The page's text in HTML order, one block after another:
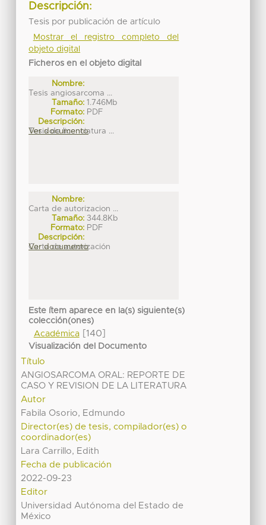
Descripción:
Tesis por publicación de artículo
Mostrar el registro completo del
objeto digital
Ficheros en el objeto digital
Nombre:
Tesis angiosarcoma ...
Tamaño: 1.746Mb
Formato: PDF
Descripción:
Tesis de licenciatura ...
Ver documento
Nombre:
Carta de autorizacion ...
Tamaño: 344.8Kb
Formato: PDF
Descripción:
Carta de autorización
Ver documento
Este ítem aparece en la(s) siguiente(s)
colección(ones)
Académica[140]
Visualización del Documento
Título
ANGIOSARCOMA ORAL: REPORTE DE
CASO Y REVISION DE LA LITERATURA
Autor
Fabila Osorio, Edmundo
Director(es) de tesis, compilador(es) o
coordinador(es)
Lara Carrillo, Edith
Fecha de publicación
2022-09-23
Editor
Universidad Autónoma del Estado de
México